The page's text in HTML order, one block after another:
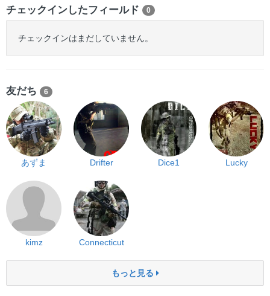
チェックインしたフィールド 0
チェックインはまだしていません。
友だち 6
あずま Drifter Dice1 Lucky
kimz Connecticut
もっと見る